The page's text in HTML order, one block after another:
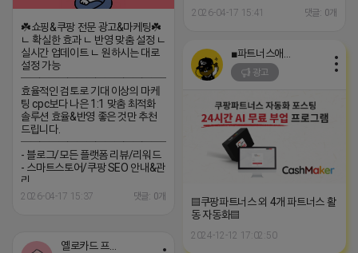
2026-04-17 15:41 댓글: 0개
☘️쇼핑&쿠팡 전문 광고&마케팅☘️
ㄴ 확실한 효과 ㄴ 반영 맞춤 설정 ㄴ
실시간 업데이트 ㄴ 원하시는 대로
설정 가능
─────────────────
효율적인 검토로 기대 이상의 마케
팅 cpc보다 나은 1:1 맞춤 최적화
솔루션 효율&반영 좋은 것만 추천
드립니다.
─────────────────
- 블로그/모든 플랫폼 리뷰/리워드
- 스마트스토어/쿠팡 SEO 안내&관
리
─────────────────
2026-04-17 15:37 댓글: 0개
광고
▤쿠팡파트너스 외 4개 파트너스 활
동 자동화▤
2024-12-12 17:02:50
옐로카드 프로도